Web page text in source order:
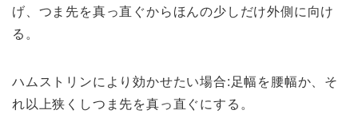
げ、つま先を真っ直ぐからほんの少しだけ外側に向け
る。
ハムストリンにより効かせたい場合:足幅を腰幅か、そ
れ以上狭くしつま先を真っ直ぐにする。